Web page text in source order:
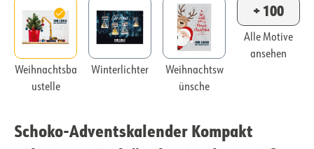
Weihnachtsba
ustelle
Winterlichter
Weihnachtsw
ünsche
+ 100
Alle Motive
ansehen
Schoko-Adventskalender Kompakt